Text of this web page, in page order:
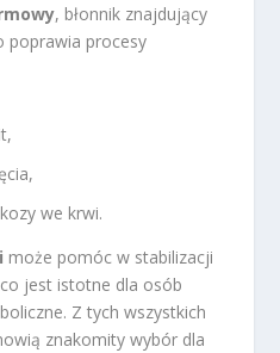
, błonnik znajdujący
poprawia procesy
we krwi.
może pomóc w stabilizacji
jest istotne dla osób
Z tych wszystkich
znakomity wybór dla